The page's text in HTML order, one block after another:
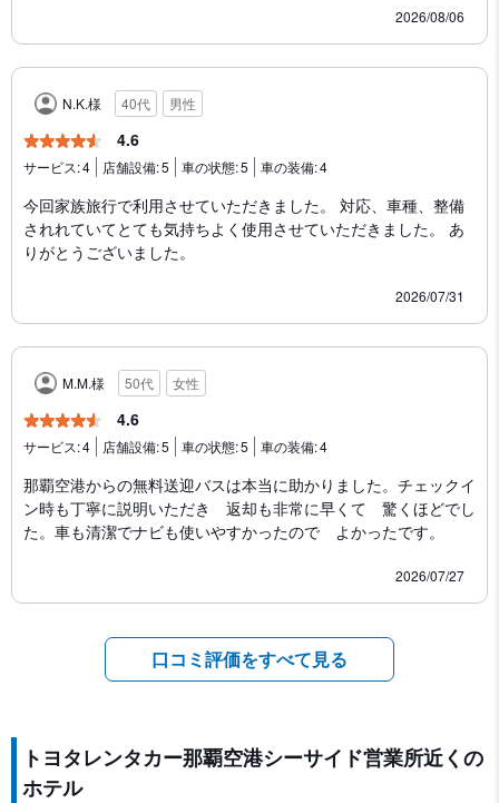
2026/08/06
N.K.様 40代 男性
4.6
サービス:4 店舗設備:5 車の状態:5 車の装備:4
今回家族旅行で利用させていただきました。 対応、車種、整備
されれていてとても気持ちよく使用させていただきました。 あ
りがとうございました。
2026/07/31
M.M.様 50代 女性
4.6
サービス:4 店舗設備:5 車の状態:5 車の装備:4
那覇空港からの無料送迎バスは本当に助かりました。チェックイ
ン時も丁寧に説明いただき 返却も非常に早くて 驚くほどでし
た。車も清潔でナビも使いやすかったので よかったです。
2026/07/27
口コミ評価をすべて見る
トヨタレンタカー那覇空港シーサイド営業所近くの
ホテル